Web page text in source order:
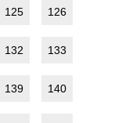
125 126
132 133
139 140